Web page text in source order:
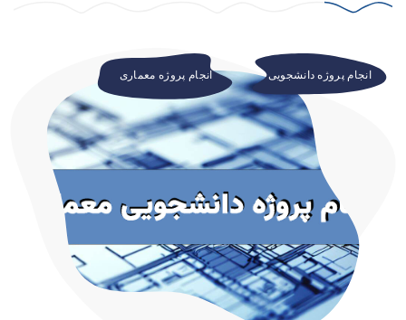
انجام پروژه دانشجویی انجام پروژه معماری